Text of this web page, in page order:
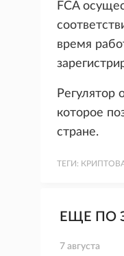
FCA
время
Регулятор
которое
стране.
ТЕГИ:
ЕЩЕ ПО
7 августа